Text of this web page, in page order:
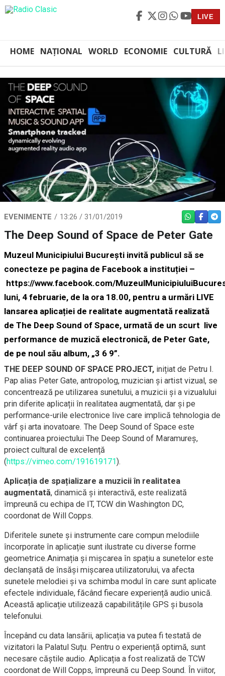
LIVE
HOME NAȚIONAL WORLD ECONOMIE CULTURĂ
EVENIMENTE 13:26 / 31/01/2019 WHATSAPP
The Deep Sound of Space de Peter Gate
Muzeul Municipiului București invită publicul să se
conecteze pe pagina de Facebook a instituției –
https://www.facebook.com/
luni, 4 februarie, de la ora 18.00, pentru a urmări LIVE
lansarea aplicației de realitate augmentată realizată
de The Deep Sound of Space, urmată de un scurt live
performance de muzică electronică, de Peter Gate,
de pe noul său album, „3 6 9”.
THE DEEP SOUND OF SPACE PROJECT, inițiat de Petru I.
Pap alias Peter Gate, antropolog, muzician și artist vizual, se
concentrează pe utilizarea sunetului, a muzicii și a vizualului
prin diferite aplicații în realitatea augmentată, dar și pe
performance-urile electronice live care implică tehnologia de
vârf și arta inovatoare. The Deep Sound of Space este
continuarea proiectului The Deep Sound of Maramureș,
proiect cultural de excelență
(https://vimeo.com/191619171).
Aplicația de spațializare a muzicii în realitatea
augmentată, dinamică și interactivă, este realizată
împreună cu echipa de IT, TCW din Washington DC,
coordonat de Will Copps.
Diferitele sunete și instrumente care compun melodiile
încorporate în aplicație sunt ilustrate cu diverse forme
geometrice.Animația și mișcarea în spațiu a sunetelor este
declanșată de însăși mișcarea utilizatorului, va afecta
sunetele melodiei și va schimba modul în care sunt aplicate
efectele individuale, făcând fiecare experiență audio unică.
Această aplicație utilizează capabilitățile GPS și busola
telefonului.
Începând cu data lansării, aplicația va putea fi testată de
vizitatori la Palatul Suțu. Pentru o experiență optimă, sunt
necesare căștile audio. Aplicația a fost realizată de TCW
coordonat de Will Copps, împreună cu Deep Sound. În viitor,